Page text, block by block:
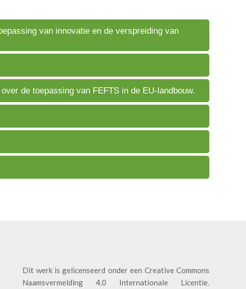
van innovatie en de verspreiding van
de toepassing van FEFTS in de EU-landbouw.
Dit werk is gelicenseerd onder een Creative Commons
Naamsvermelding 4.0 Internationale Licentie.